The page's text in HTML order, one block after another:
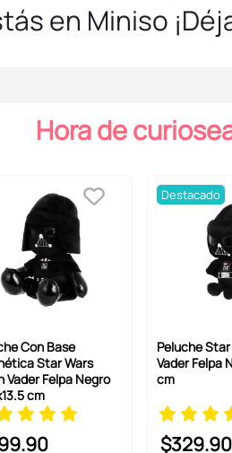
en Miniso
Hora de
Con Base
Star Wars
Vader Felpa Negro
cm
.90
Destacado
Peluche
Vader Felpa
cm
$329.90